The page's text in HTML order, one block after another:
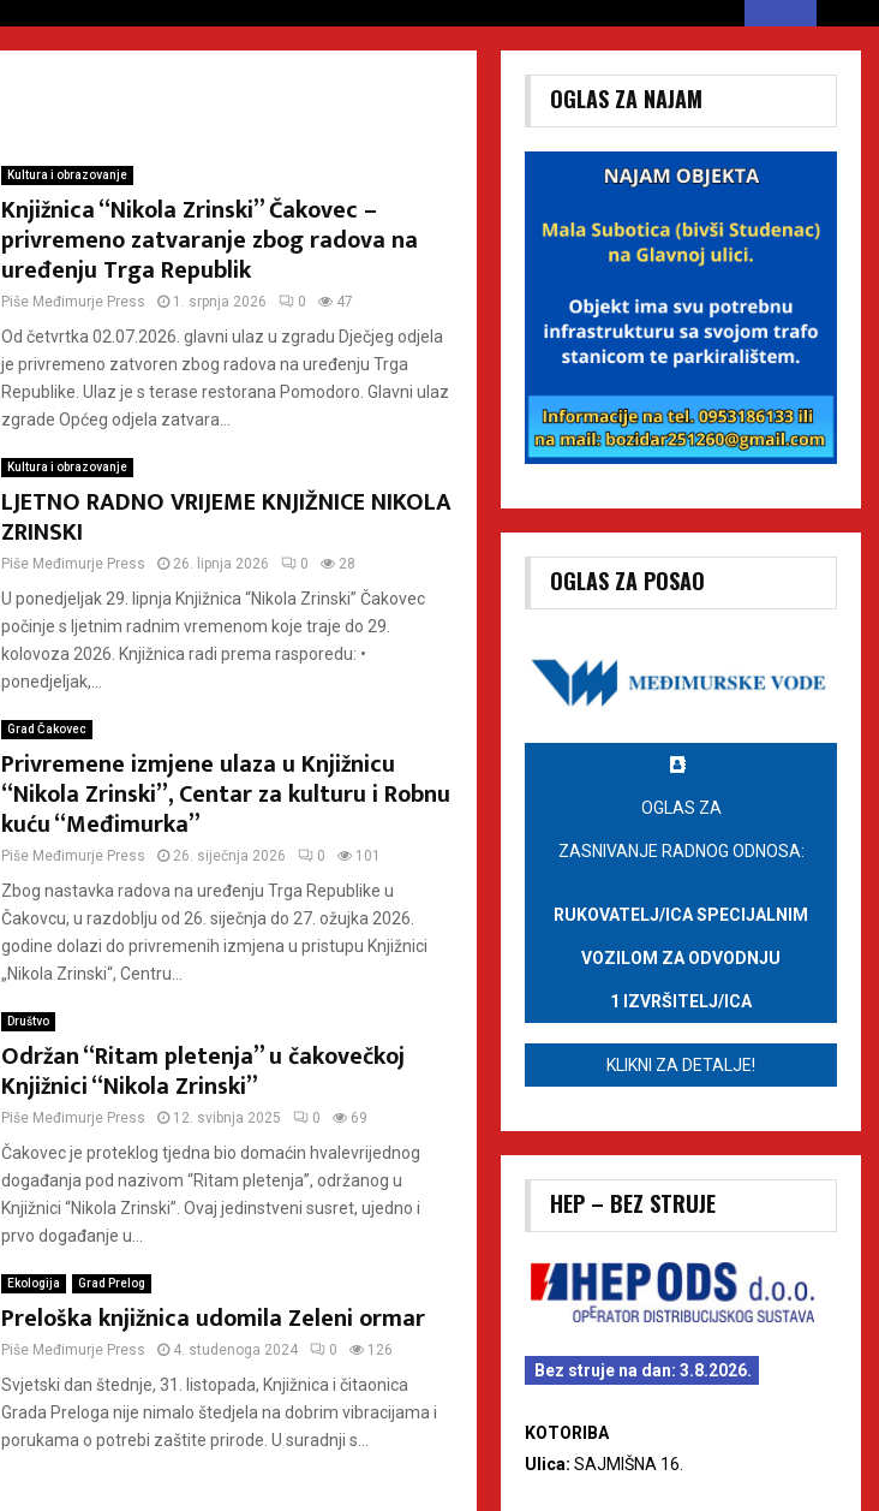
Kultura i obrazovanje
Knjižnica “Nikola Zrinski” Čakovec –
privremeno zatvaranje zbog radova na
uređenju Trga Republik
Piše Međimurje Press 1. srpnja 2026 0 47
Od četvrtka 02.07.2026. glavni ulaz u zgradu Dječjeg odjela
je privremeno zatvoren zbog radova na uređenju Trga
Republike. Ulaz je s terase restorana Pomodoro. Glavni ulaz
zgrade Općeg odjela zatvara...
Kultura i obrazovanje
LJETNO RADNO VRIJEME KNJIŽNICE NIKOLA
ZRINSKI
Piše Međimurje Press 26. lipnja 2026 0 28
U ponedjeljak 29. lipnja Knjižnica “Nikola Zrinski” Čakovec
počinje s ljetnim radnim vremenom koje traje do 29.
kolovoza 2026. Knjižnica radi prema rasporedu: •
ponedjeljak,...
Grad Čakovec
Privremene izmjene ulaza u Knjižnicu
“Nikola Zrinski”, Centar za kulturu i Robnu
kuću “Međimurka”
Piše Međimurje Press 26. siječnja 2026 0 101
Zbog nastavka radova na uređenju Trga Republike u
Čakovcu, u razdoblju od 26. siječnja do 27. ožujka 2026.
godine dolazi do privremenih izmjena u pristupu Knjižnici
„Nikola Zrinski“, Centru...
Društvo
Održan “Ritam pletenja” u čakovečkoj
Knjižnici “Nikola Zrinski”
Piše Međimurje Press 12. svibnja 2025 0 69
Čakovec je proteklog tjedna bio domaćin hvalevrijednog
događanja pod nazivom “Ritam pletenja”, održanog u
Knjižnici “Nikola Zrinski”. Ovaj jedinstveni susret, ujedno i
prvo događanje u...
Ekologija Grad Prelog
Preloška knjižnica udomila Zeleni ormar
Piše Međimurje Press 4. studenoga 2024 0 126
Svjetski dan štednje, 31. listopada, Knjižnica i čitaonica
Grada Preloga nije nimalo štedjela na dobrim vibracijama i
porukama o potrebi zaštite prirode. U suradnji s...
OGLAS ZA NAJAM
OGLAS ZA POSAO
OGLAS ZA
ZASNIVANJE RADNOG ODNOSA:
RUKOVATELJ/ICA SPECIJALNIM
VOZILOM ZA ODVODNJU
1 IZVRŠITELJ/ICA
KLIKNI ZA DETALJE!
HEP – BEZ STRUJE
Bez struje na dan: 3.8.2026.
KOTORIBA
Ulica: SAJMIŠNA 16.